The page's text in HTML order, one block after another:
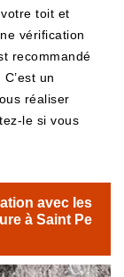
toit et
vérification
recommandé
un
réaliser
le si vous
avec les
à Saint Pe